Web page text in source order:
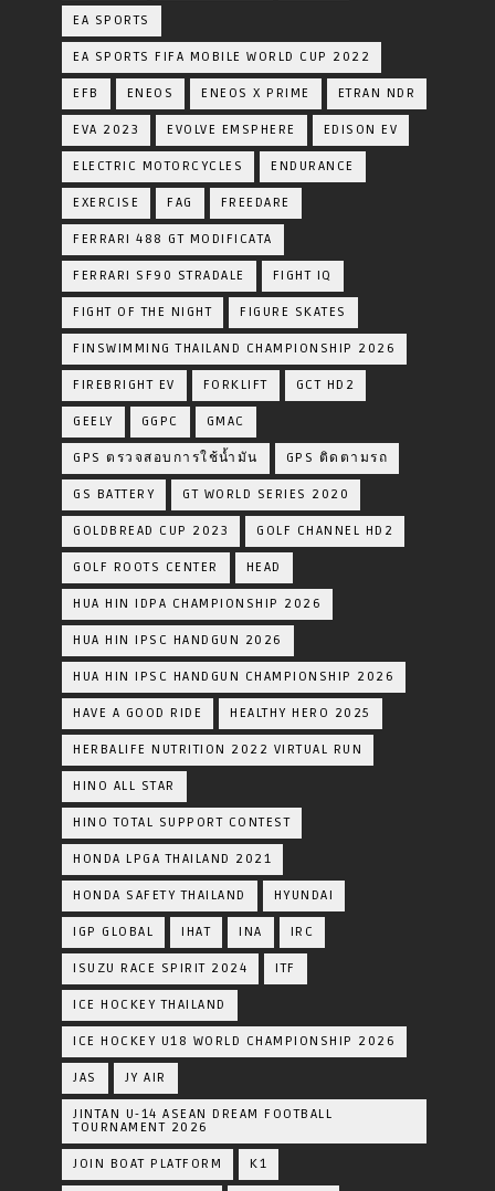
EA SPORTS
EA SPORTS FIFA MOBILE WORLD CUP 2022
EFB ENEOS ENEOS X PRIME ETRAN NDR
EVA 2023 EVOLVE EMSPHERE EDISON EV
ELECTRIC MOTORCYCLES ENDURANCE
EXERCISE FAG FREEDARE
FERRARI 488 GT MODIFICATA
FERRARI SF90 STRADALE FIGHT IQ
FIGHT OF THE NIGHT FIGURE SKATES
FINSWIMMING THAILAND CHAMPIONSHIP 2026
FIREBRIGHT EV FORKLIFT GCT HD2
GEELY GGPC GMAC
GPS ตรวจสอบการใช้น้ำมัน GPS ติดตามรถ
GS BATTERY GT WORLD SERIES 2020
GOLDBREAD CUP 2023 GOLF CHANNEL HD2
GOLF ROOTS CENTER HEAD
HUA HIN IDPA CHAMPIONSHIP 2026
HUA HIN IPSC HANDGUN 2026
HUA HIN IPSC HANDGUN CHAMPIONSHIP 2026
HAVE A GOOD RIDE HEALTHY HERO 2025
HERBALIFE NUTRITION 2022 VIRTUAL RUN
HINO ALL STAR
HINO TOTAL SUPPORT CONTEST
HONDA LPGA THAILAND 2021
HONDA SAFETY THAILAND HYUNDAI
IGP GLOBAL IHAT INA IRC
ISUZU RACE SPIRIT 2024 ITF
ICE HOCKEY THAILAND
ICE HOCKEY U18 WORLD CHAMPIONSHIP 2026
JAS JY AIR
JINTAN U-14 ASEAN DREAM FOOTBALL
TOURNAMENT 2026
JOIN BOAT PLATFORM K1